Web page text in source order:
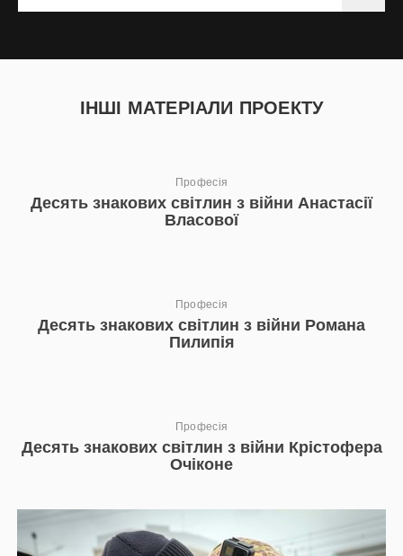
ІНШІ МАТЕРІАЛИ ПРОЕКТУ
Професія
Десять знакових світлин з війни Анастасії
Власової
Професія
Десять знакових світлин з війни Романа
Пилипія
Професія
Десять знакових світлин з війни Крістофера
Очіконе